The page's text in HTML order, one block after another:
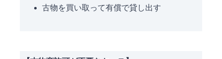
古物を買い取って有償で貸し出す